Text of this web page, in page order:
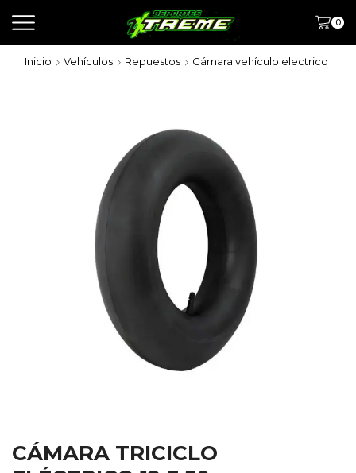
0
Inicio Vehículos Repuestos Cámara vehículo electrico
CÁMARA TRICICLO